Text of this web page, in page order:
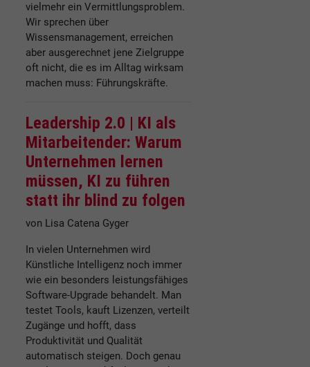
vielmehr ein Vermittlungsproblem.
Wir sprechen über
Wissensmanagement, erreichen
aber ausgerechnet jene Zielgruppe
oft nicht, die es im Alltag wirksam
machen muss: Führungskräfte.
Leadership 2.0 | KI als
Mitarbeitender: Warum
Unternehmen lernen
müssen, KI zu führen
statt ihr blind zu folgen
von Lisa Catena Gyger
In vielen Unternehmen wird
Künstliche Intelligenz noch immer
wie ein besonders leistungsfähiges
Software-Upgrade behandelt. Man
testet Tools, kauft Lizenzen, verteilt
Zugänge und hofft, dass
Produktivität und Qualität
automatisch steigen. Doch genau